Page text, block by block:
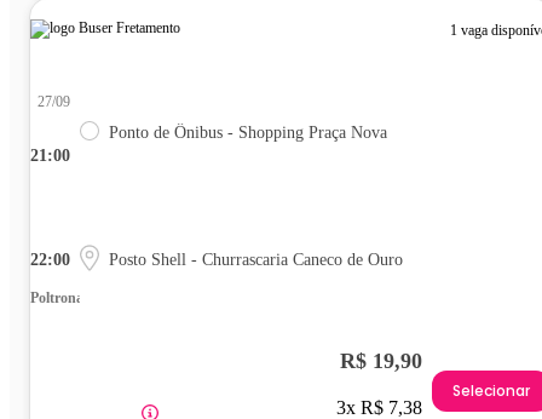
1 vaga
21:00
27/09
Ponto de Ônibus - Shopping Praça Nova
22:00 Posto Shell - Churrascaria Caneco de Ouro
Poltrona
R$ 19,90
3x R$ 7,38
Selecionar